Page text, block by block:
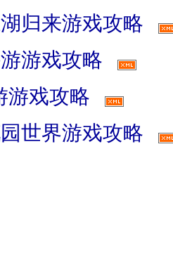
归来游戏攻略
游戏攻略
游戏攻略
世界游戏攻略